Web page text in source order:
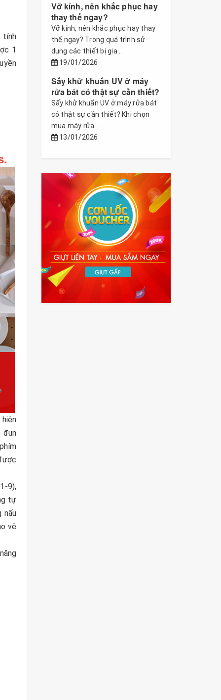
tính
1
đun
9),
tự
nấu
vệ
Vỡ kính, nên khắc phục hay
thay thế ngay?
Vỡ kính, nên khắc phục hay thay
thế ngay? Trong quá trình sử
dụng các thiết bị gia...
19/01/2026
Sấy khử khuẩn UV ở máy
rửa bát có thật sự cần thiết?
Sấy khử khuẩn UV ở máy rửa bát
có thật sự cần thiết? Khi chọn
mua máy rửa...
13/01/2026